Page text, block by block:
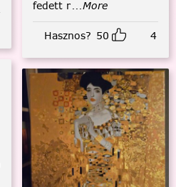
fedett r...More
Hasznos? 50 4